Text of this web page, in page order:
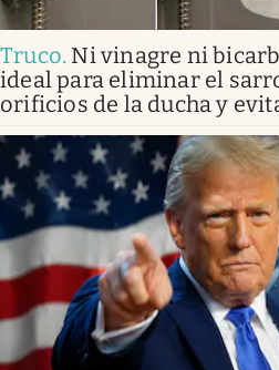
Truco. Ni vinagre ni
ideal para eliminar el
orificios de la ducha y